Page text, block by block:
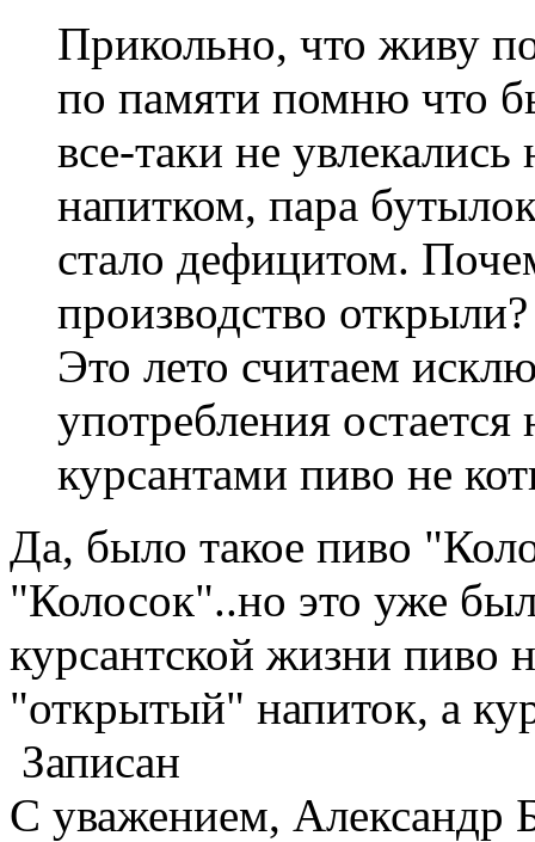
Прикольно, что живу
по памяти помню что
все-таки не
напитком, пара
стало дефицитом.
производство
Это лето считаем
употребления
курсантами пиво не
Да, было такое пиво
"Колосок"..но это уже
курсантской жизни пиво
"открытый" напиток, а
Записан
С уважением, Александр